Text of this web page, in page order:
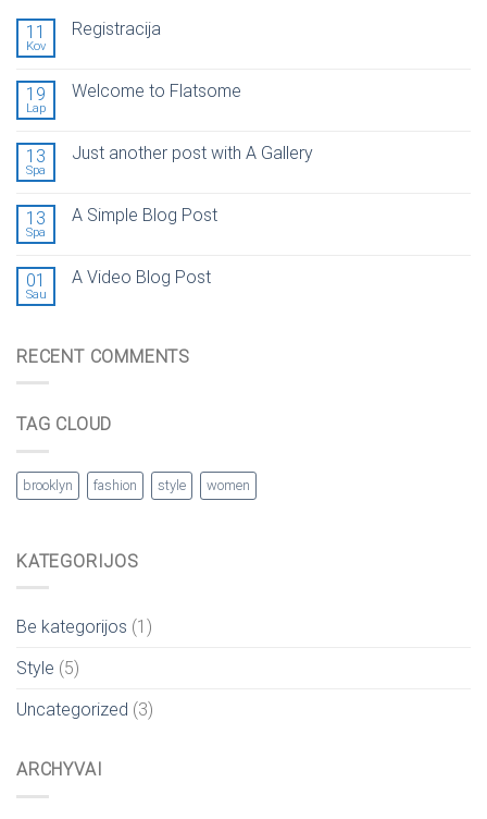
11
Kov
Registracija
19
Lap
Welcome to Flatsome
13
Spa
Just another post with A Gallery
13
Spa
A Simple Blog Post
01
Sau
A Video Blog Post
RECENT COMMENTS
TAG CLOUD
brooklyn fashion style women
KATEGORIJOS
Be kategorijos (1)
Style (5)
Uncategorized (3)
ARCHYVAI